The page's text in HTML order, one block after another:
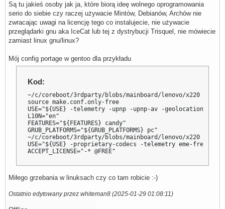
Są tu jakieś osoby jak ja, które biorą ideę wolnego oprogramowania
serio do siebie czy raczej używacie Mintów, Debianów, Archów nie
zwracając uwagi na licencję tego co instalujecie, nie używacie
przeglądarki gnu aka IceCat lub tej z dystrybucji Trisquel, nie mówiecie
zamiast linux gnu/linux?
Mój config portage w gentoo dla przykładu
Kod:
~/c/coreboot/3rdparty/blobs/mainboard/lenovo/x220
source make.conf.only-free
USE="${USE} -telemetry -upnp -upnp-av -geolocation -
L10N="en"
FEATURES="${FEATURES} candy"
GRUB_PLATFORMS="${GRUB_PLATFORMS} pc"
~/c/coreboot/3rdparty/blobs/mainboard/lenovo/
USE="${USE} -proprietary-codecs -telemetry eme-free"
ACCEPT_LICENSE="-* @FREE"
Miłego grzebania w linuksach czy co tam robicie :-)
Ostatnio edytowany przez whiteman8 (2025-01-29 01:08:11)